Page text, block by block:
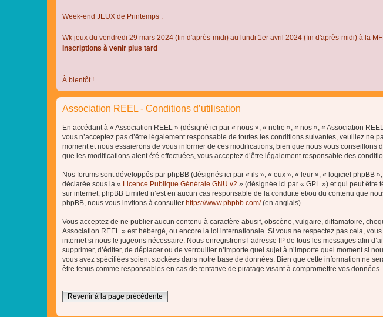
Week-end JEUX de Printemps :
Wk jeux du vendredi 29 mars 2024 (fin d'après-midi) au lundi 1er avril 2024 (fin d'après-midi) à la
Inscriptions à venir plus tard
À bientôt !
Association REEL - Conditions d’utilisation
En accédant à « Association REEL » (désigné ici par « nous », « notre », « nos », « Association
vous n’acceptez pas d’être légalement responsable de toutes les conditions suivantes, veuillez
moment et nous essaierons de vous informer de ces modifications, bien que nous vous
que les modifications aient été effectuées, vous acceptez d’être légalement responsable des
Nos forums sont développés par phpBB (désignés ici par « ils », « eux », « leur », « logiciel
déclarée sous la « Licence Publique Générale GNU v2 » (désignée ici par « GPL ») et qui peut être
sur internet, phpBB Limited n’est en aucun cas responsable de la conduite et/ou du contenu que
phpBB, nous vous invitons à consulter https://www.phpbb.com/(en anglais).
Vous acceptez de ne publier aucun contenu à caractère abusif, obscène, vulgaire, diffamatoire,
Association REEL » est hébergé, ou encore la loi internationale. Si vous ne respectez pas cela,
internet si nous le jugeons nécessaire. Nous enregistrons l’adresse IP de tous les messages afin
supprimer, d’éditer, de déplacer ou de verrouiller n’importe quel sujet à n’importe quel moment si
vous avez spécifiées soient stockées dans notre base de données. Bien que cette information ne
être tenus comme responsables en cas de tentative de piratage visant à compromettre vos données.
Revenir à la page précédente